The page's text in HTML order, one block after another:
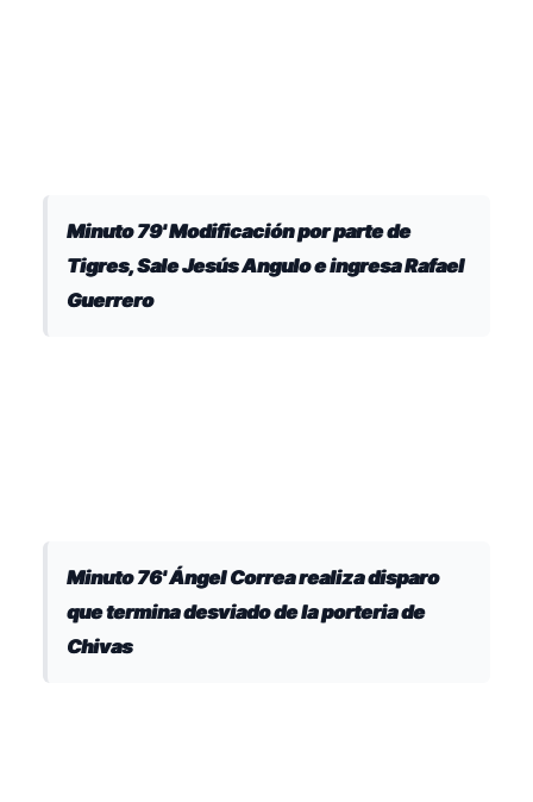
Minuto 79' Modificación por parte de
Tigres, Sale Jesús Angulo e ingresa Rafael
Guerrero
Minuto 76' Ángel Correa realiza disparo
que termina desviado de la porteria de
Chivas